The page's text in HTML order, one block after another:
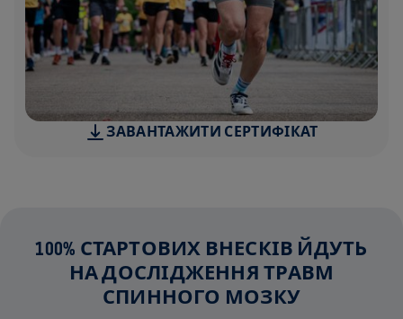
ЗАВАНТАЖИТИ СЕРТИФІКАТ
100% СТАРТОВИХ ВНЕСКІВ ЙДУТЬ
НА ДОСЛІДЖЕННЯ ТРАВМ
СПИННОГО МОЗКУ